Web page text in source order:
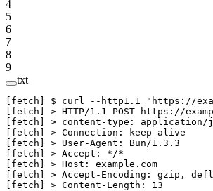
4
5
6
7
8
9
txt
[fetch] $ curl --http1.1 "https://
[fetch] > HTTP/1.1 POST https://
[fetch] > content-type: application/
[fetch] > Connection: keep-alive
[fetch] > User-Agent: Bun/1.3.3
[fetch] > Accept: */*
[fetch] > Host: example.com
[fetch] > Accept-Encoding: gzip,
[fetch] > Content-Length: 13